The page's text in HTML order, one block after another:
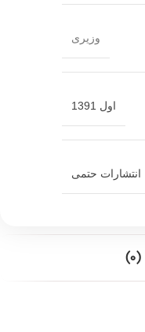
وزیری
اول 1391
انتشارات حتمی